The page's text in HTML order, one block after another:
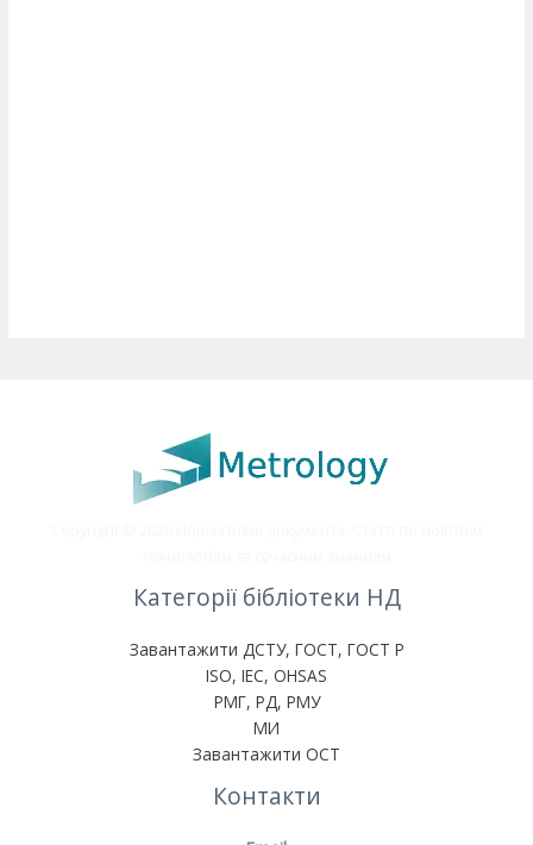
Категорії бібліотеки НД
Завантажити ДСТУ, ГОСТ, ГОСТ Р
ISO, IEC, OHSAS
РМГ, РД, РМУ
МИ
Завантажити ОСТ
Контакти